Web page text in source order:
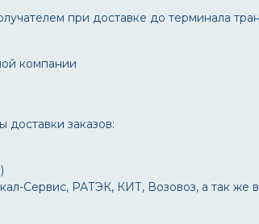
при доставке до терминала
компании
заказов:
Сервис, РАТЭК, КИТ, Возовоз, а так же